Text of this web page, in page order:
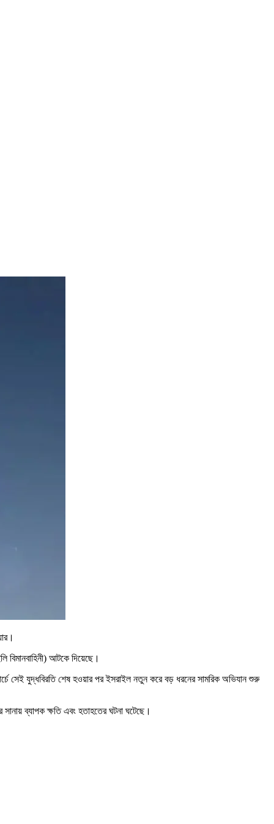
বিমানবাহিনী) আটকে দিয়েছে।
সেই যুদ্ধবিরতি শেষ হওয়ার পর ইসরাইল নতুন করে বড় ধরনের সামরিক অভিযান শুরু
সানায় ব্যাপক ক্ষতি এবং হতাহতের ঘটনা ঘটেছে।